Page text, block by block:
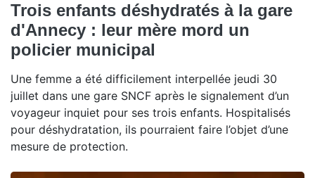
Trois enfants déshydratés à la gare
d'Annecy : leur mère mord un
policier municipal
Une femme a été difficilement interpellée jeudi 30
juillet dans une gare SNCF après le signalement d’un
voyageur inquiet pour ses trois enfants. Hospitalisés
pour déshydratation, ils pourraient faire l’objet d’une
mesure de protection.